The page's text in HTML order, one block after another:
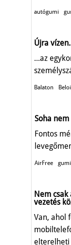
autógumi
Újra
...az
Balaton
Soha
Fontos
AirFree
Nem
vezetés
Van, ahol
elterelheti